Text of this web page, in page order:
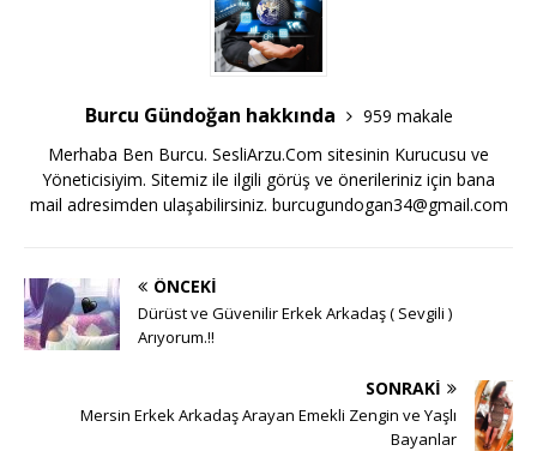
Burcu Gündoğan hakkında
959 makale
Merhaba Ben Burcu. SesliArzu.Com sitesinin Kurucusu ve
Yöneticisiyim. Sitemiz ile ilgili görüş ve önerileriniz için bana
mail adresimden ulaşabilirsiniz. burcugundogan34@gmail.com
ÖNCEKI
Dürüst ve Güvenilir Erkek Arkadaş ( Sevgili )
Arıyorum.!!
SONRAKI
Mersin Erkek Arkadaş Arayan Emekli Zengin ve Yaşlı
Bayanlar